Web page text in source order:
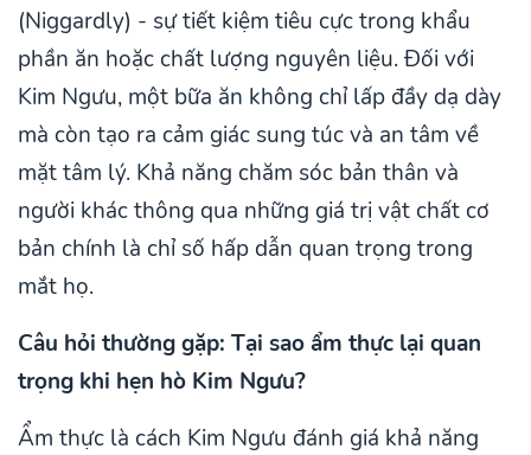
(Niggardly) - sự tiết kiệm tiêu cực trong khẩu
phần ăn hoặc chất lượng nguyên liệu. Đối với
Kim Ngưu, một bữa ăn không chỉ lấp đầy dạ dày
mà còn tạo ra cảm giác sung túc và an tâm về
mặt tâm lý. Khả năng chăm sóc bản thân và
người khác thông qua những giá trị vật chất cơ
bản chính là chỉ số hấp dẫn quan trọng trong
mắt họ.
Câu hỏi thường gặp: Tại sao ẩm thực lại quan
trọng khi hẹn hò Kim Ngưu?
Ẩm thực là cách Kim Ngưu đánh giá khả năng